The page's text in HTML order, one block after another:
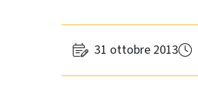
31 ottobre 2013